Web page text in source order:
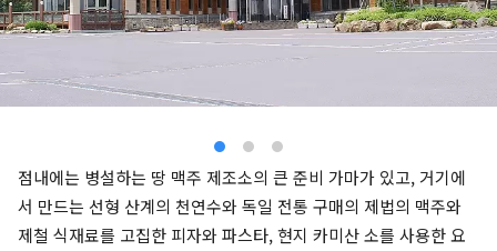
점내에는 병설하는 땅 맥주 제조소의 큰 준비 가마가 있고, 거기에
서 만드는 선형 산계의 천연수와 독일 전통 구매의 제법의 맥주와
제철 식재료를 고집한 피자와 파스타, 현지 카미산 소를 사용한 요